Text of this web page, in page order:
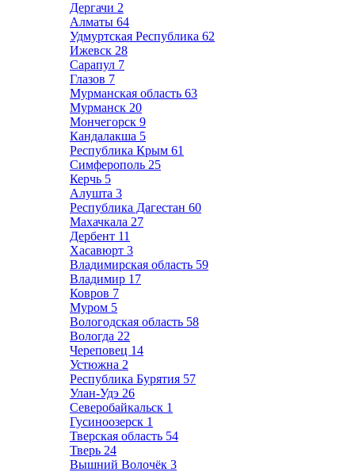
Дергачи 2
Алматы 64
Удмуртская Республика 62
Ижевск 28
Сарапул 7
Глазов 7
Мурманская область 63
Мурманск 20
Мончегорск 9
Кандалакша 5
Республика Крым 61
Симферополь 25
Керчь 5
Алушта 3
Республика Дагестан 60
Махачкала 27
Дербент 11
Хасавюрт 3
Владимирская область 59
Владимир 17
Ковров 7
Муром 5
Вологодская область 58
Вологда 22
Череповец 14
Устюжна 2
Республика Бурятия 57
Улан-Удэ 26
Северобайкальск 1
Гусиноозерск 1
Тверская область 54
Тверь 24
Вышний Волочёк 3